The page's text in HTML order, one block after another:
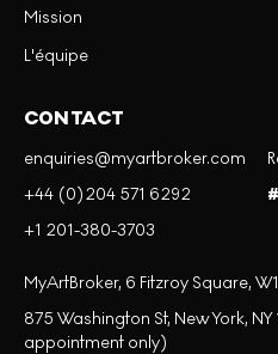
Mission
L'équipe
CONTACT
enquiries@myartbroker.com
+44 (0)204 571 6292
+1 201-380-3703
MyArtBroker, 6 Fitzroy Square,
875 Washington St, New York,
appointment only)